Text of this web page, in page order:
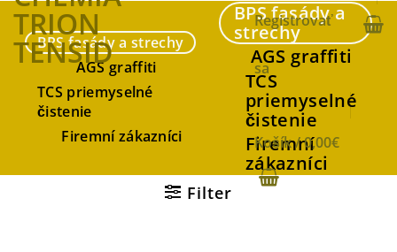
Registrovať
sa
Košík /0,00€
BPS fasády a strechy
AGS graffiti
TCS priemyselné
čistenie
Firemní zákazníci
BPS fasády a
strechy
AGS graffiti
TCS
priemyselné
čistenie
Firemní
zákazníci
Filter